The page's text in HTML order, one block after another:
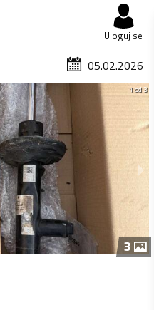
Uloguj se
05.02.2026
1 od 3
3